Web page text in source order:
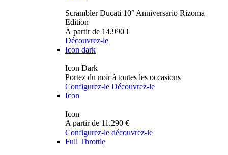
Scrambler Ducati 10° Anniversario Rizoma
Edition
À partir de 14.990 €
Découvrez-le
Icon dark
Icon Dark
Portez du noir à toutes les occasions
Configurez-le Découvrez-le
Icon
Icon
A partir de 11.290 €
Configurez-le découvrez-le
Full Throttle